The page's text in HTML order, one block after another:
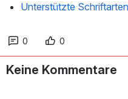
Unterstützte
0 0
Keine Kommentare